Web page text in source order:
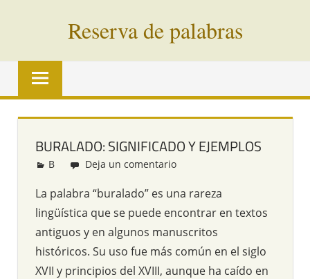
Reserva de palabras
Palabras
vías
todo
mundo
BURALADO: SIGNIFICADO Y EJEMPLOS
Redacción
B Deja un comentario
La palabra “buralado” es una rareza
lingüística que se puede encontrar en textos
antiguos y en algunos manuscritos
históricos. Su uso fue más común en el siglo
XVII y principios del XVIII, aunque ha caído en